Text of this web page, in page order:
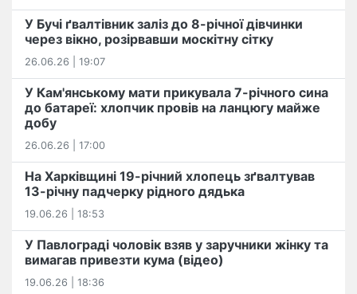
У Бучі ґвалтівник заліз до 8-річної дівчинки
через вікно, розірвавши москітну сітку
26.06.26 | 19:07
У Кам'янському мати прикувала 7-річного сина
до батареї: хлопчик провів на ланцюгу майже
добу
26.06.26 | 17:00
На Харківщині 19-річний хлопець​ ️зґвалтував
13-річну падчерку рідного дядька
19.06.26 | 18:53
У Павлограді чоловік взяв у заручники жінку та
вимагав привезти кума (відео)
19.06.26 | 18:36